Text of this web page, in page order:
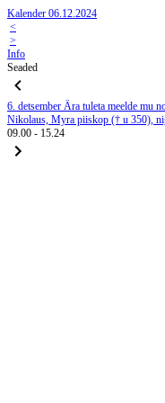
Kalender 06.12.2024
<
>
Info
Seaded
6. detsember Ära tuleta meelde mu
Nikolaus, Myra piiskop († u 350),
09.00 - 15.24